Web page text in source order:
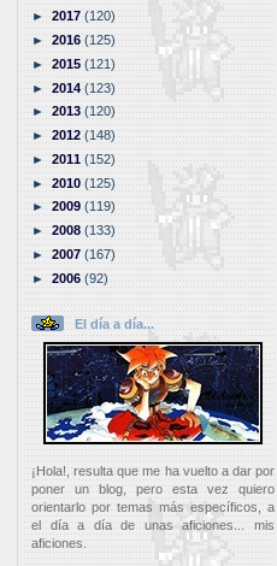
►2017(120)
►2016(125)
►2015(121)
►2014(123)
►2013(120)
►2012(148)
►2011(152)
►2010(125)
►2009(119)
►2008(133)
►2007(167)
►2006(92)
El día a día...
¡Hola!, resulta que me ha vuelto a dar por
poner un blog, pero esta vez quiero
orientarlo por temas más específicos, a
el día a día de unas aficiones... mis
aficiones.